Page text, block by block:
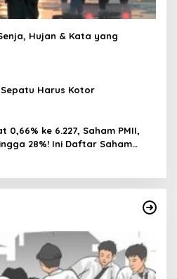
Hujan & Kata yang
Harus Kotor
0,66% ke 6.227, Saham PMII,
28%! Ini Daftar Saham
Tertinggi 31 Juli 2026